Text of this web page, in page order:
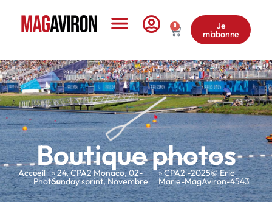
0 Je
m'abonne
Boutique photos
Accueil
»
Photos
»24,CPA2 Monaco, 02-
Sunday sprint,Novembre
» CPA2 -2025© Eric
Marie-MagAviron-4543